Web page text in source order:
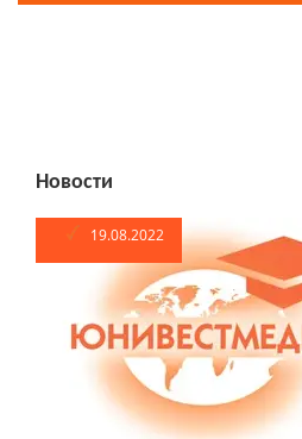
Новости
19.08.2022